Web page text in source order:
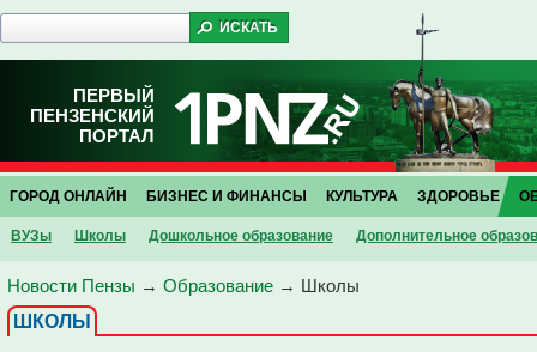
ПЕРВЫЙ
ПЕНЗЕНСКИЙ
ПОРТАЛ
ГОРОД ОНЛАЙН БИЗНЕС И ФИНАНСЫ КУЛЬТУРА ЗДОРОВЬЕ
ВУЗы Школы Дошкольное образование Дополнительное
Новости Пензы → Образование → Школы
ШКОЛЫ